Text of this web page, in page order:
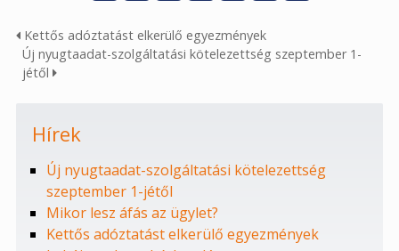
Kettős adóztatást elkerülő egyezmények
Új nyugtaadat-szolgáltatási kötelezettség szeptember 1-
jétől
Hírek
Új nyugtaadat-szolgáltatási kötelezettség
szeptember 1-jétől
Mikor lesz áfás az ügylet?
Kettős adóztatást elkerülő egyezmények